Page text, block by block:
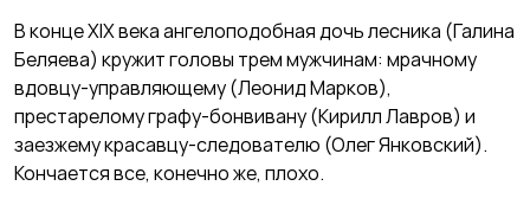
В конце XIX века ангелоподобная дочь лесника (Галина
Беляева) кружит головы трем мужчинам: мрачному
вдовцу-управляющему (Леонид Марков),
престарелому графу-бонвивану (Кирилл Лавров) и
заезжему красавцу-следователю (Олег Янковский).
Кончается все, конечно же, плохо.